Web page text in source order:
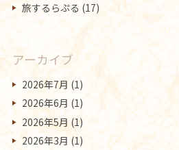
旅するらぷる (17)
アーカイブ
2026年7月 (1)
2026年6月 (1)
2026年5月 (1)
2026年3月 (1)